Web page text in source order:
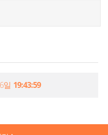
일 19:43:59